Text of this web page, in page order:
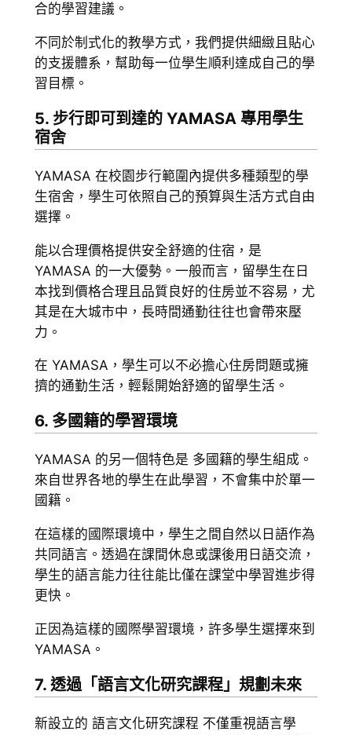
合的學習建議。
不同於制式化的教學方式，我們提供細緻且貼心
的支援體系，幫助每一位學生順利達成自己的學
習目標。
5. 步行即可到達的 YAMASA 專用學生
宿舍
YAMASA 在校園步行範圍內提供多種類型的學
生宿舍，學生可依照自己的預算與生活方式自由
選擇。
能以合理價格提供安全舒適的住宿，是
YAMASA 的一大優勢。一般而言，留學生在日
本找到價格合理且品質良好的住房並不容易，尤
其是在大城市中，長時間通勤往往也會帶來壓
力。
在 YAMASA，學生可以不必擔心住房問題或擁
擠的通勤生活，輕鬆開始舒適的留學生活。
6. 多國籍的學習環境
YAMASA 的另一個特色是 多國籍的學生組成。
來自世界各地的學生在此學習，不會集中於單一
國籍。
在這樣的國際環境中，學生之間自然以日語作為
共同語言。透過在課間休息或課後用日語交流，
學生的語言能力往往能比僅在課堂中學習進步得
更快。
正因為這樣的國際學習環境，許多學生選擇來到
YAMASA。
7. 透過「語言文化研究課程」規劃未來
新設立的 語言文化研究課程 不僅重視語言學